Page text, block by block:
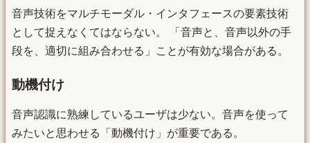
音声技術をマルチモーダル・インタフェースの要素技術
として捉えなくてはならない。 「音声と、音声以外の手
段を、適切に組み合わせる」ことが有効な場合がある。
動機付け
音声認識に熟練しているユーザは少ない。音声を使って
みたいと思わせる「動機付け」が重要である。